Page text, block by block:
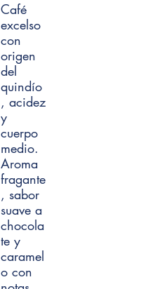
Café
excelso
con
origen
del
quindío
, acidez
y
cuerpo
medio.
Aroma
fragante
, sabor
suave a
chocola
te y
caramel
o con